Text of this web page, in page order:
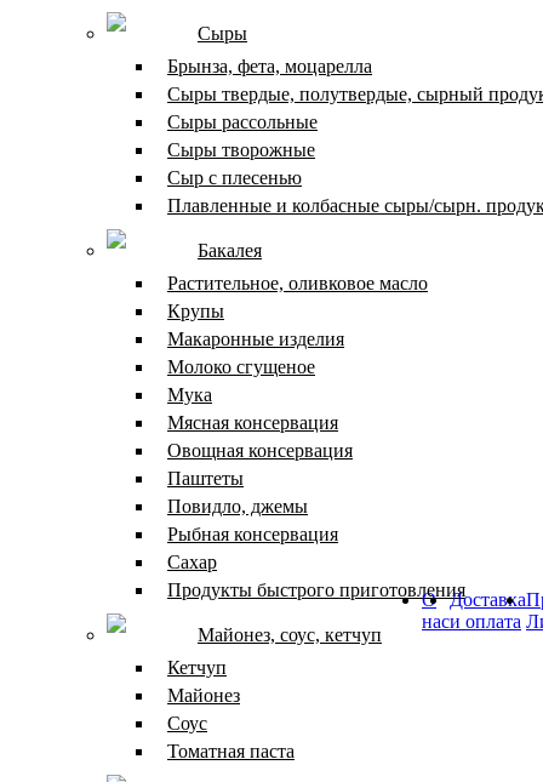
Сыры
Брынза, фета, моцарелла
Сыры твердые, полутвердые, сырный
Сыры рассольные
Сыры творожные
Сыр с плесенью
Плавленные и колбасные сыры/сырн.
Бакалея
Растительное, оливковое масло
Крупы
Макаронные изделия
Молоко сгущеное
Мука
Мясная консервация
Овощная консервация
Паштеты
Повидло, джемы
Рыбная консервация
Сахар
Продукты быстрого приготовления
Майонез, соус, кетчуп
Кетчуп
Майонез
Соус
Томатная паста
О
нас
Доставка
и оплата